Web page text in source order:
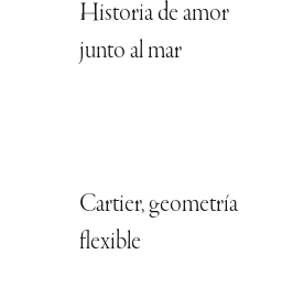
Historia de amor
junto al mar
Cartier, geometría
flexible